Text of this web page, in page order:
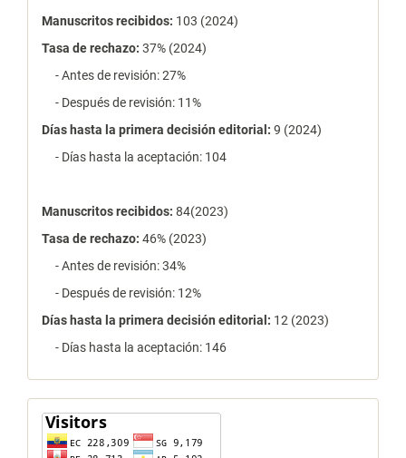
Manuscritos recibidos: 103 (2024)
Tasa de rechazo: 37% (2024)
- Antes de revisión: 27%
- Después de revisión: 11%
Días hasta la primera decisión editorial: 9 (2024)
- Días hasta la aceptación: 104
Manuscritos recibidos: 84(2023)
Tasa de rechazo: 46% (2023)
- Antes de revisión: 34%
- Después de revisión: 12%
Días hasta la primera decisión editorial: 12 (2023)
- Días hasta la aceptación: 146
contador